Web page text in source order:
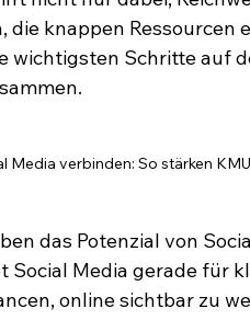
die knappen
wichtigsten Schritte auf
Media verbinden: So stärken
das Potenzial von
Social Media gerade für
online sichtbar zu